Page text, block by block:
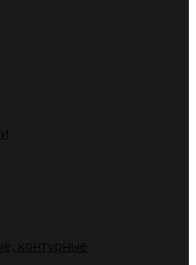
контурные